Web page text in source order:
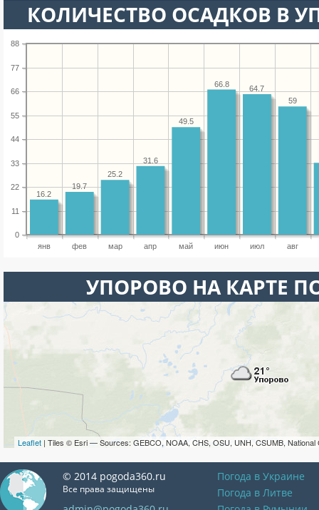
КОЛИЧЕСТВО ОСАДКОВ В
янв фев мар апр май июн июл авг
0
11
22
33
44
55
66
77
88
59
64.7
66.8
49.5
31.6
25.2
19.7
16.2
УПОРОВО НА КАРТЕ
Leaflet | Tiles © Esri — Sources: GEBCO, NOAA, CHS, OSU, UNH, CSUMB, National
© 2014 pogoda360.ru
Все права защищены
Погода в Украине
Погода в Литве